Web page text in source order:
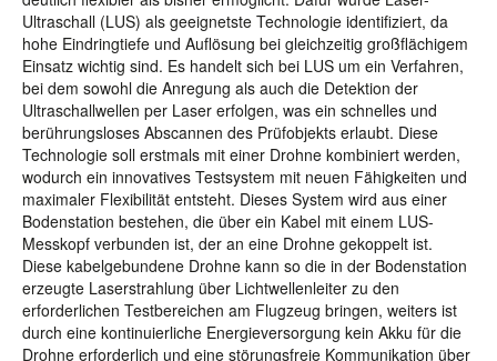
Ultraschall (LUS) als geeignetste Technologie identifiziert, da
hohe Eindringtiefe und Auflösung bei gleichzeitig großflächigem
Einsatz wichtig sind. Es handelt sich bei LUS um ein Verfahren,
bei dem sowohl die Anregung als auch die Detektion der
Ultraschallwellen per Laser erfolgen, was ein schnelles und
berührungsloses Abscannen des Prüfobjekts erlaubt. Diese
Technologie soll erstmals mit einer Drohne kombiniert werden,
wodurch ein innovatives Testsystem mit neuen Fähigkeiten und
maximaler Flexibilität entsteht. Dieses System wird aus einer
Bodenstation bestehen, die über ein Kabel mit einem LUS-
Messkopf verbunden ist, der an eine Drohne gekoppelt ist.
Diese kabelgebundene Drohne kann so die in der Bodenstation
erzeugte Laserstrahlung über Lichtwellenleiter zu den
erforderlichen Testbereichen am Flugzeug bringen, weiters ist
durch eine kontinuierliche Energieversorgung kein Akku für die
Drohne erforderlich und eine störungsfreie Kommunikation über